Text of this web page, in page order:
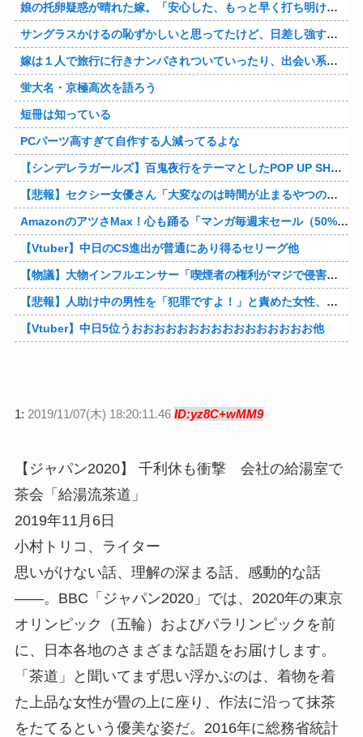
娘の托卵疑惑が晴れた嫁。「安心した、もっと早く打ち明けて鑑定しておけばよかった」と。そして「今度こそ家族三人で幸せになりたい」と言い出した！！ごめんこうむるわｗｗ
サングラスかけるの恥ずかしいと思ってたけど、日差し強すぎてサングラスかけ始めたわ
嫁は１人で旅行に行きナンパされついていったり、出会い系で知り合った男と会ったりした。しかも酔っていて避妊もしてなかった。そしてやはり自分には夫しかいないと思ったんだとｗ
蛍大名・京極高次を語ろう
短冊は知っている
PCパーツ高すぎて自作する人減ってるよな
【シンデレラガールズ】百鬼夜行をテーマとしたPOP UP SHOPが東京・大阪にて開催
【悲報】セクシー女優さん「大変なのは時間が止まるやつの撮影」←ばらしてしまうｗ
AmazonのアツさMax！心も踊る「マンガ毎週末セール（50%還元）」2日目襲来！他
【Vtuber】中日のCS進出が普通にあり得るセリーグ他
【物議】大物インフルエンサー「喫煙者の権利がマジで侵害されてる。いくら税金払ってるんだ」他
【悲報】人助け中の男性を「犯罪ですよ！」と責めた女性、警察が来た瞬間逃げる他
【Vtuber】中日5位うおおおおおおおおおおおおおおおお他
1: 2019/11/07(木) 18:20:11.46 ID:yz8C+wMM9
【ジャパン2020】 千利休も衝撃 会社の給湯室で
茶会「給湯流茶道」
2019年11月6日
小村トリコ、ライター
思いがけない話、理解の深まる話、感動的な話
――。BBC「ジャパン2020」では、2020年の東京
オリンピック（五輪）およびパラリンピックを前
に、日本各地のさまざまな話題をお届けします。
「茶道」と聞いてまず思い浮かぶのは、着物を着
た上品な女性が畳の上に座り、作法に沿って抹茶
をたてるという優美な姿だ。2016年に総務省統計